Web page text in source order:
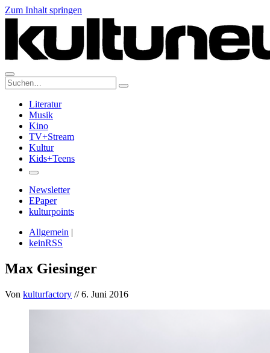
Zum Inhalt springen
Suche:
Literatur
Musik
Kino
TV+Stream
Kultur
Kids+Teens
Newsletter
EPaper
kulturpoints
Allgemein |
keinRSS
Max Giesinger
Von kulturfactory // 6. Juni 2016